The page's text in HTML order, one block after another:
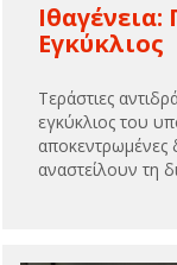
Εγκύκλιος
Τεράστιες
εγκύκλιος του
αποκεντρωμένες
αναστείλουν τη